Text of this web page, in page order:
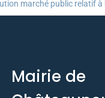
marché public relatif à
Mairie de